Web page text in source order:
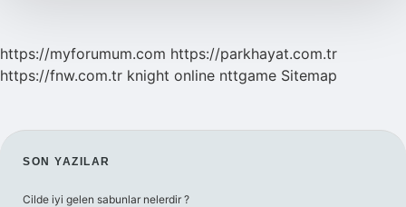
https://myforumum.com https://parkhayat.com.tr
https://fnw.com.tr knight online nttgame Sitemap
SIDEBAR
SON YAZILAR
Cilde iyi gelen sabunlar nelerdir ?